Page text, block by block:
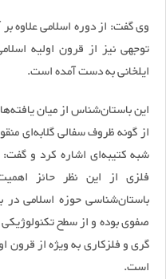
وی گفت: از دوره اسلامی علاوه
ایلخانی به دست آمده است.
این باستان‌شناس از میان
از گونه ظروف سفالی گلابه‌ای
شبه کتیبه‌ای اشاره کرد و
فلزی از این نظر حائز
باستان‌شناسی حوزه اسلامی در
صفوی بوده و از سطح
گری و فلزکاری به ویژه از قرون
است.